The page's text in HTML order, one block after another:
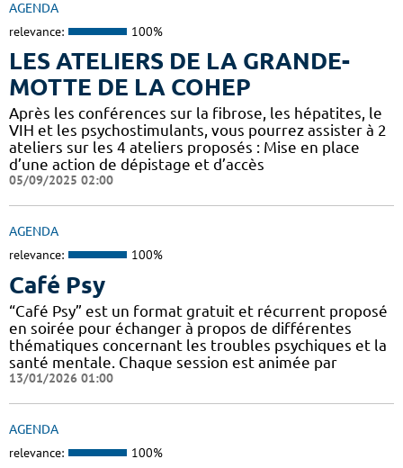
AGENDA
relevance: 100%
LES ATELIERS DE LA GRANDE-
MOTTE DE LA COHEP
Après les conférences sur la fibrose, les hépatites, le
VIH et les psychostimulants, vous pourrez assister à 2
ateliers sur les 4 ateliers proposés : Mise en place
d’une action de dépistage et d’accès
05/09/2025 02:00
AGENDA
relevance: 100%
Café Psy
“Café Psy” est un format gratuit et récurrent proposé
en soirée pour échanger à propos de différentes
thématiques concernant les troubles psychiques et la
santé mentale. Chaque session est animée par
13/01/2026 01:00
AGENDA
relevance: 100%